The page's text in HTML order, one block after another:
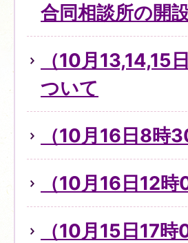
合同相談所の開
（10月
ついて
（10月16日8時
（10月16日12
（10月15日17